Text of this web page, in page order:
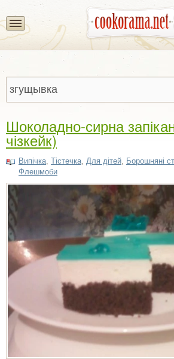
Шоколадно-сирна
чізкейк)
Випічка, Тістечка, Для дітей, Борошняні
Флешмоби